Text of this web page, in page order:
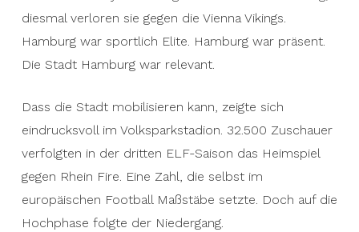
diesmal verloren sie gegen die Vienna Vikings.
Hamburg war sportlich Elite. Hamburg war präsent.
Die Stadt Hamburg war relevant.
Dass die Stadt mobilisieren kann, zeigte sich
eindrucksvoll im Volksparkstadion. 32.500 Zuschauer
verfolgten in der dritten ELF-Saison das Heimspiel
gegen Rhein Fire. Eine Zahl, die selbst im
europäischen Football Maßstäbe setzte. Doch auf die
Hochphase folgte der Niedergang.